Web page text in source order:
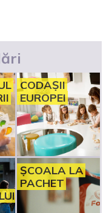
CODAȘII
EUROPEI
ȘCOALA LA
PACHET